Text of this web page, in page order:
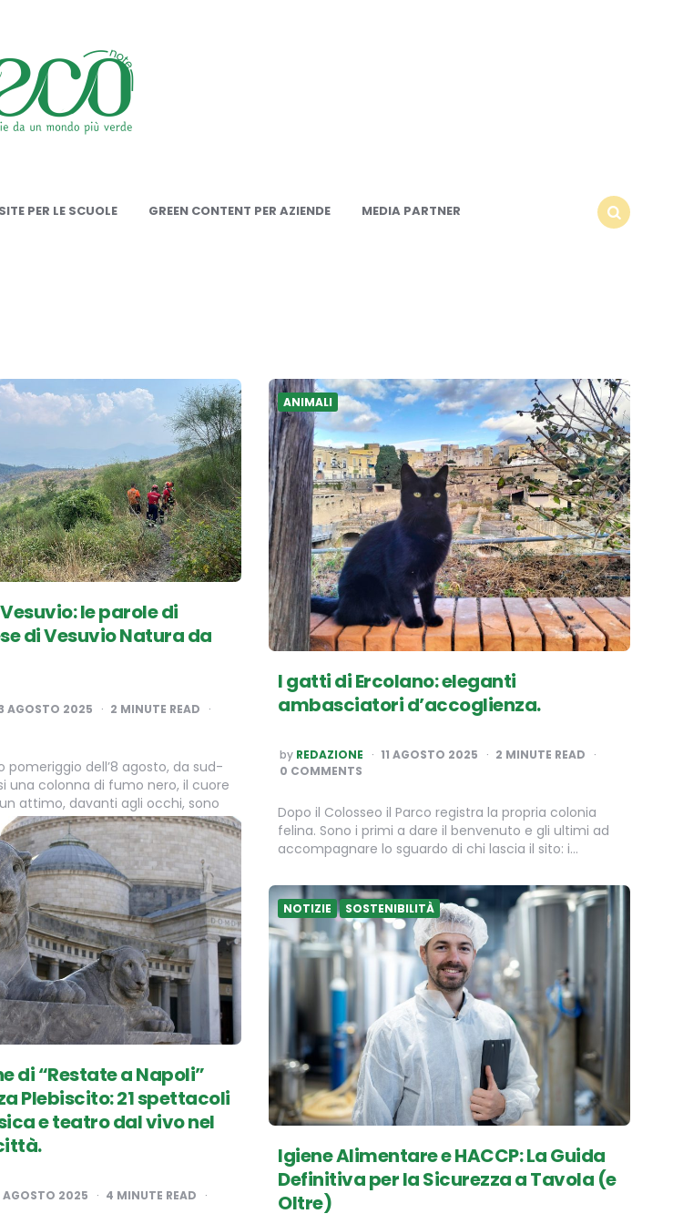
PER LE SCUOLE GREEN CONTENT PER AZIENDE
MEDIA PARTNER
le parole di
di Vesuvio Natura da
AGOSTO 2025 2 MINUTE READ
pomeriggio dell’8 agosto, da sud-
una colonna di fumo nero, il cuore
attimo, davanti agli occhi, sono
ANIMALI
I gatti di Ercolano: eleganti
ambasciatori d’accoglienza.
POSTED
BY
by REDAZIONE 11 AGOSTO 2025 2 MINUTE READ
0 COMMENTS
Dopo il Colosseo il Parco registra la propria colonia
felina. Sono i primi a dare il benvenuto e gli ultimi ad
accompagnare lo sguardo di chi lascia il sito: i…
di “Restate a Napoli”
Plebiscito: 21 spettacoli
e teatro dal vivo nel
AGOSTO 2025 4 MINUTE READ
NOTIZIE SOSTENIBILITÀ
Igiene Alimentare e HACCP: La Guida
Definitiva per la Sicurezza a Tavola (e
Oltre)